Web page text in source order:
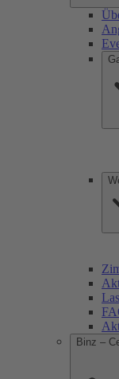
Binz –